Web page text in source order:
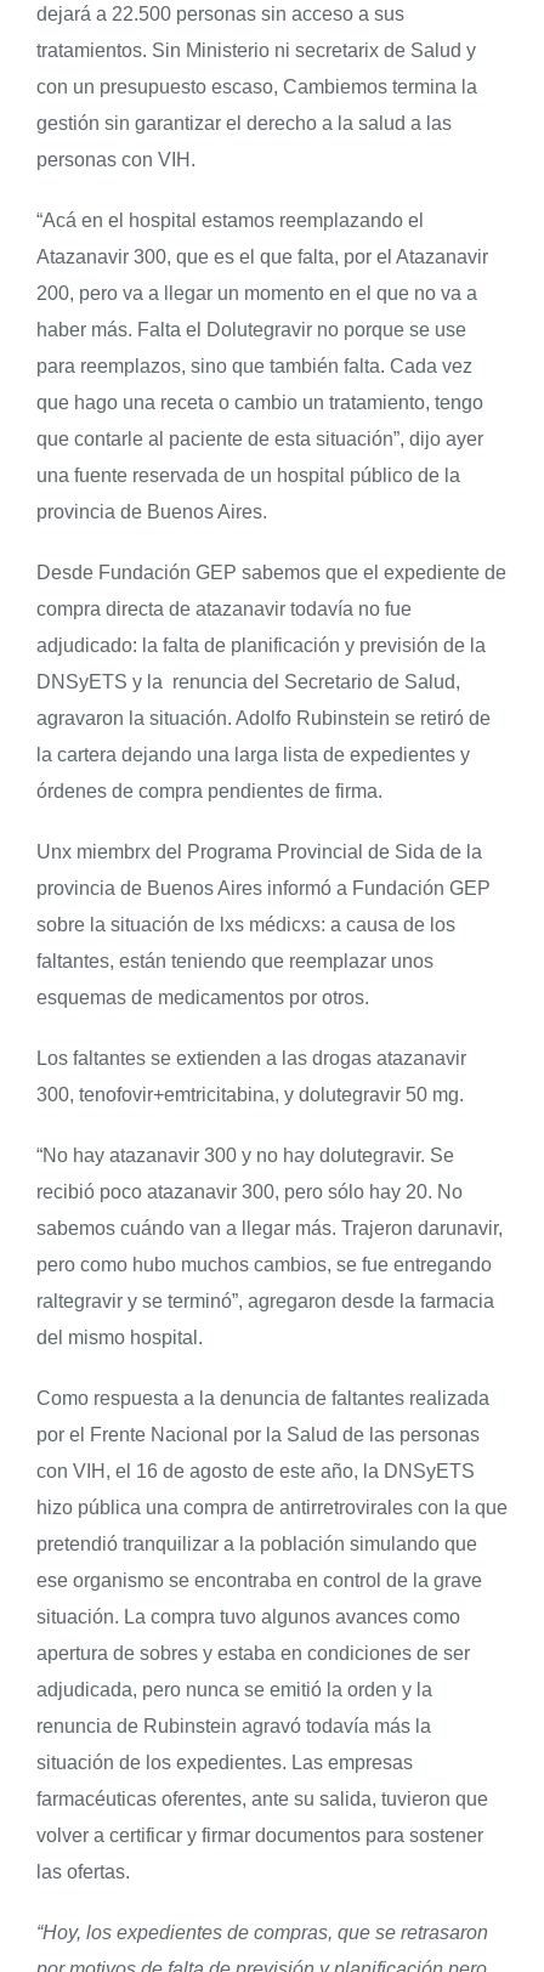
dejará a 22.500 personas sin acceso a sus
tratamientos. Sin Ministerio ni secretarix de Salud y
con un presupuesto escaso, Cambiemos termina la
gestión sin garantizar el derecho a la salud a las
personas con VIH.
“Acá en el hospital estamos reemplazando el
Atazanavir 300, que es el que falta, por el Atazanavir
200, pero va a llegar un momento en el que no va a
haber más. Falta el Dolutegravir no porque se use
para reemplazos, sino que también falta. Cada vez
que hago una receta o cambio un tratamiento, tengo
que contarle al paciente de esta situación”, dijo ayer
una fuente reservada de un hospital público de la
provincia de Buenos Aires.
Desde Fundación GEP sabemos que el expediente de
compra directa de atazanavir todavía no fue
adjudicado: la falta de planificación y previsión de la
DNSyETS y la renuncia del Secretario de Salud,
agravaron la situación. Adolfo Rubinstein se retiró de
la cartera dejando una larga lista de expedientes y
órdenes de compra pendientes de firma.
Unx miembrx del Programa Provincial de Sida de la
provincia de Buenos Aires informó a Fundación GEP
sobre la situación de lxs médicxs: a causa de los
faltantes, están teniendo que reemplazar unos
esquemas de medicamentos por otros.
Los faltantes se extienden a las drogas atazanavir
300, tenofovir+emtricitabina, y dolutegravir 50 mg.
“No hay atazanavir 300 y no hay dolutegravir. Se
recibió poco atazanavir 300, pero sólo hay 20. No
sabemos cuándo van a llegar más. Trajeron darunavir,
pero como hubo muchos cambios, se fue entregando
raltegravir y se terminó”, agregaron desde la farmacia
del mismo hospital.
Como respuesta a la denuncia de faltantes realizada
por el Frente Nacional por la Salud de las personas
con VIH, el 16 de agosto de este año, la DNSyETS
hizo pública una compra de antirretrovirales con la que
pretendió tranquilizar a la población simulando que
ese organismo se encontraba en control de la grave
situación. La compra tuvo algunos avances como
apertura de sobres y estaba en condiciones de ser
adjudicada, pero nunca se emitió la orden y la
renuncia de Rubinstein agravó todavía más la
situación de los expedientes. Las empresas
farmacéuticas oferentes, ante su salida, tuvieron que
volver a certificar y firmar documentos para sostener
las ofertas.
“Hoy, los expedientes de compras, que se retrasaron